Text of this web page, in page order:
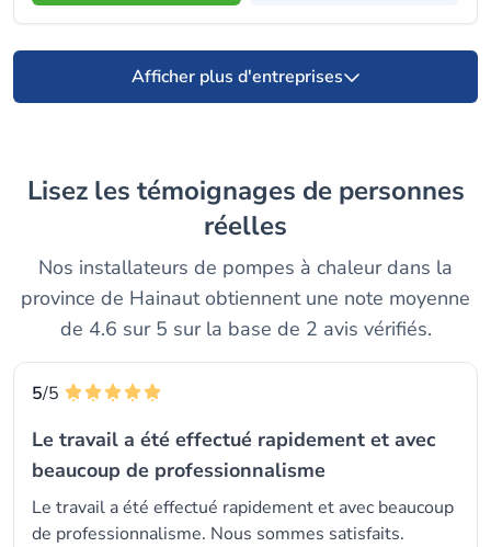
Afficher plus d'entreprises
Lisez les témoignages de personnes
réelles
Nos installateurs de pompes à chaleur dans la
province de Hainaut obtiennent une note moyenne
de 4.6 sur 5 sur la base de 2 avis vérifiés.
5/5
Le travail a été effectué rapidement et avec
beaucoup de professionnalisme
Le travail a été effectué rapidement et avec beaucoup
de professionnalisme. Nous sommes satisfaits.